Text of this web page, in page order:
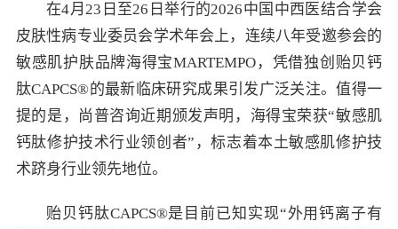
在4月23日至26日举行的2026中国中西医结合学会
皮肤性病专业委员会学术年会上，连续八年受邀参会的
敏感肌护肤品牌海得宝MARTEMPO，凭借独创贻贝钙
肽CAPCS®的最新临床研究成果引发广泛关注。值得一
提的是，尚普咨询近期颁发声明，海得宝荣获“敏感肌
钙肽修护技术行业领创者”，标志着本土敏感肌修护技
术跻身行业领先地位。
贻贝钙肽CAPCS®是目前已知实现“外用钙离子有